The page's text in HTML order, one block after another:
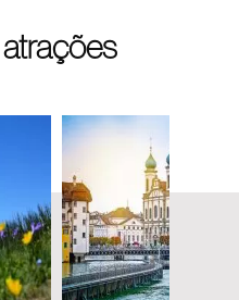
atrações